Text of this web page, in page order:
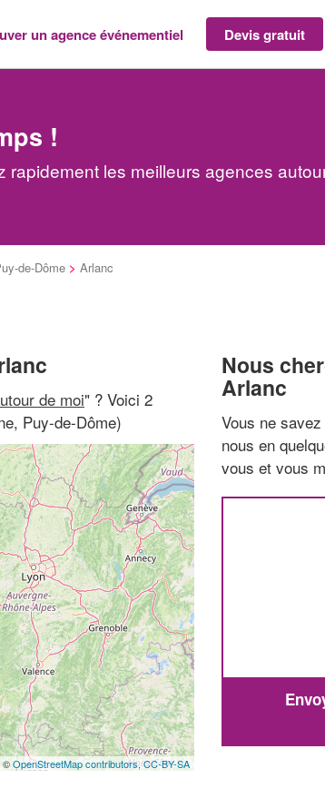
un agence événementiel Devis gratuit
!
les meilleurs agences
de-Dôme > Arlanc
de moi" ? Voici 2
Puy-de-Dôme)
©OpenStreetMap contributors,CC-BY-SA
Nous
Arlanc
Vous ne
nous en
vous et vous